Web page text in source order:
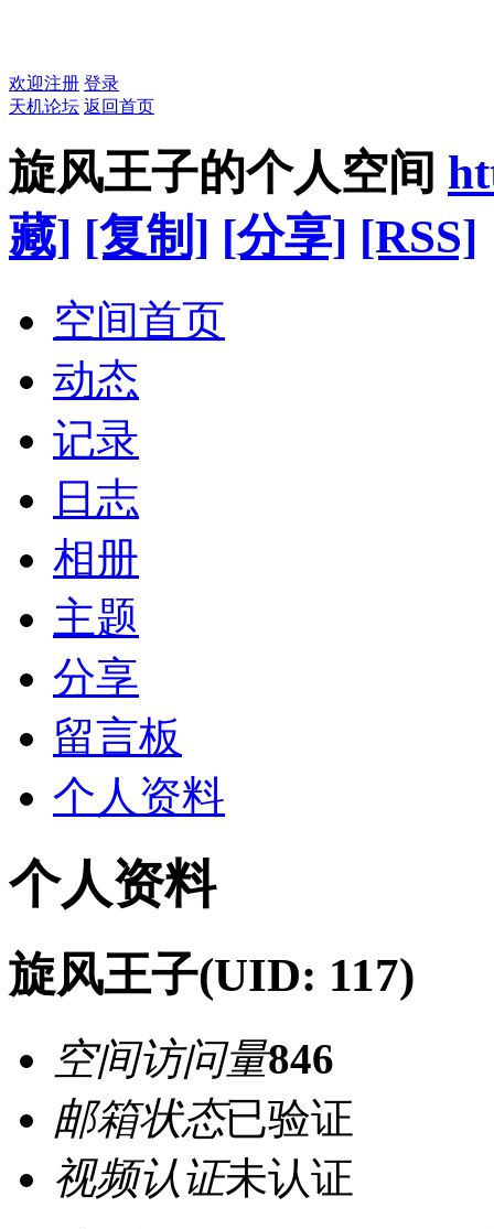
欢迎注册 登录
天机论坛 返回首页
旋风王子的个人空间
藏] [复制] [分享] [RSS]
空间首页
动态
记录
日志
相册
主题
分享
留言板
个人资料
个人资料
旋风王子(UID: 117)
空间访问量846
邮箱状态已验证
视频认证未认证